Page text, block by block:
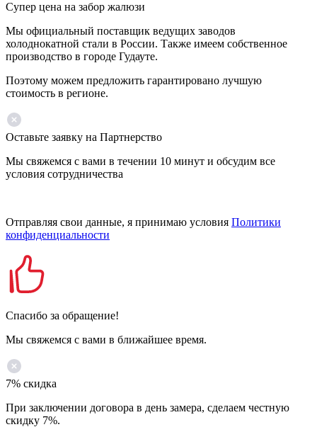
Супер цена на забор жалюзи
Мы официальный поставщик ведущих заводов
холоднокатной стали в России. Также имеем собственное
производство в городе Гудауте.
Поэтому можем предложить гарантировано лучшую
стоимость в регионе.
Оставьте заявку на Партнерство
Мы свяжемся с вами в течении 10 минут и обсудим все
условия сотрудничества
Отправляя свои данные, я принимаю условия Политики
конфиденциальности
Спасибо за обращение!
Мы свяжемся с вами в ближайшее время.
7% скидка
При заключении договора в день замера, сделаем честную
скидку 7%.